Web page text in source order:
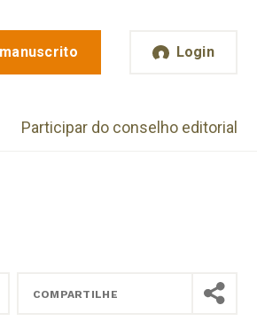
Login
Participar do conselho editorial
COMPARTILHE